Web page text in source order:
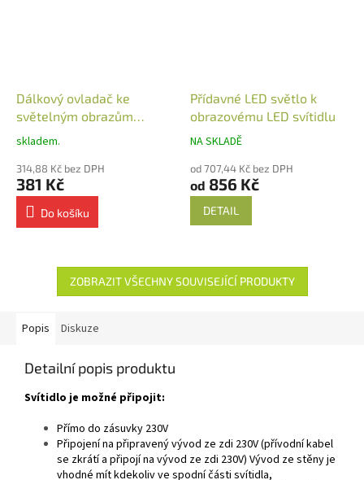
Dálkový ovladač ke
světelným obrazům
nástěnný
skladem.
314,88 Kč bez DPH
381 Kč
Do košíku
Přídavné LED světlo k
obrazovému LED svítidlu
NA SKLADĚ
od 707,44 Kč bez DPH
od 856 Kč
DETAIL
ZOBRAZIT VŠECHNY SOUVISEJÍCÍ PRODUKTY
Popis Diskuze
Detailní popis produktu
Svítidlo je možné připojit:
Přímo do zásuvky 230V
Připojení na připravený vývod ze zdi 230V (přívodní kabel
se zkrátí a připojí na vývod ze zdi 230V) Vývod ze stěny je
vhodné mít kdekoliv ve spodní části svítidla,